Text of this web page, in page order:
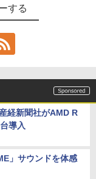
する
経新聞社がAMD R
導入
」サウンドを体感